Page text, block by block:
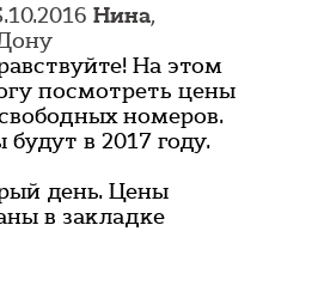
Нина,
На этом
посмотреть цены
номеров.
в 2017 году.
день. Цены
в закладке